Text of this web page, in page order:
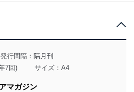
発行間隔：隔月刊
7回)
サイズ：A4
マガジン